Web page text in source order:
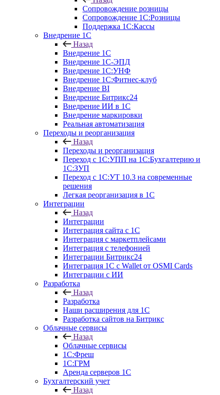
Сопровождение розницы
Сопровождение 1С:Розницы
Поддержка 1С:Кассы
Внедрение 1С
Назад
Внедрение 1С
Внедрение 1С-ЭПД
Внедрение 1С:УНФ
Внедрение 1С:Фитнес-клуб
Внедрение BI
Внедрение Битрикс24
Внедрение ИИ в 1С
Внедрение маркировки
Реальная автоматизация
Переходы и реорганизация
Назад
Переходы и реорганизация
Переход с 1С:УПП на 1С:Бухгалтерию и
1С:ЗУП
Переход с 1С:УТ 10.3 на современные
решения
Легкая реорганизация в 1С
Интеграции
Назад
Интеграции
Интеграция сайта с 1С
Интеграция с маркетплейсами
Интеграция с телефонией
Интеграции Битрикс24
Интеграция 1С с Wallet от OSMI Cards
Интеграции с ИИ
Разработка
Назад
Разработка
Наши расширения для 1С
Разработка сайтов на Битрикс
Облачные сервисы
Назад
Облачные сервисы
1С:Фреш
1С:ГРМ
Аренда серверов 1С
Бухгалтерский учет
Назад